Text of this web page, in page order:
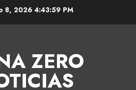
8, 2026 4:44:00 PM
ZERO